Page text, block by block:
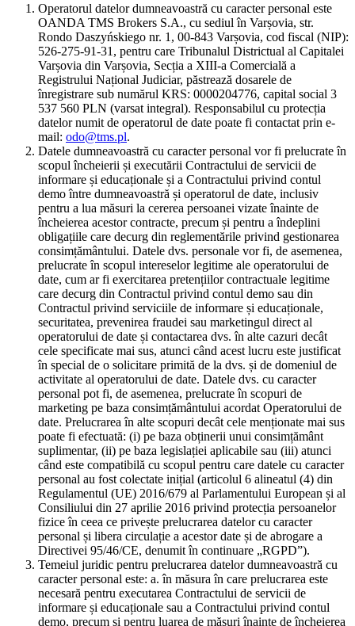
Operatorul datelor dumneavoastră cu caracter personal este
OANDA TMS Brokers S.A., cu sediul în Varșovia, str.
Rondo Daszyńskiego nr. 1, 00-843 Varșovia, cod fiscal (NIP):
526-275-91-31, pentru care Tribunalul Districtual al Capitalei
Varșovia din Varșovia, Secția a XIII-a Comercială a
Registrului Național Judiciar, păstrează dosarele de
înregistrare sub numărul KRS: 0000204776, capital social 3
537 560 PLN (varsat integral). Responsabilul cu protecția
datelor numit de operatorul de date poate fi contactat prin e-
mail: odo@tms.pl.
Datele dumneavoastră cu caracter personal vor fi prelucrate în
scopul încheierii și executării Contractului de servicii de
informare și educaționale și a Contractului privind contul
demo între dumneavoastră și operatorul de date, inclusiv
pentru a lua măsuri la cererea persoanei vizate înainte de
încheierea acestor contracte, precum și pentru a îndeplini
obligațiile care decurg din reglementările privind gestionarea
consimțământului. Datele dvs. personale vor fi, de asemenea,
prelucrate în scopul intereselor legitime ale operatorului de
date, cum ar fi exercitarea pretențiilor contractuale legitime
care decurg din Contractul privind contul demo sau din
Contractul privind serviciile de informare și educaționale,
securitatea, prevenirea fraudei sau marketingul direct al
operatorului de date și contactarea dvs. în alte cazuri decât
cele specificate mai sus, atunci când acest lucru este justificat
în special de o solicitare primită de la dvs. și de domeniul de
activitate al operatorului de date. Datele dvs. cu caracter
personal pot fi, de asemenea, prelucrate în scopuri de
marketing pe baza consimțământului acordat Operatorului de
date. Prelucrarea în alte scopuri decât cele menționate mai sus
poate fi efectuată: (i) pe baza obținerii unui consimțământ
suplimentar, (ii) pe baza legislației aplicabile sau (iii) atunci
când este compatibilă cu scopul pentru care datele cu caracter
personal au fost colectate inițial (articolul 6 alineatul (4) din
Regulamentul (UE) 2016/679 al Parlamentului European și al
Consiliului din 27 aprilie 2016 privind protecția persoanelor
fizice în ceea ce privește prelucrarea datelor cu caracter
personal și libera circulație a acestor date și de abrogare a
Directivei 95/46/CE, denumit în continuare „RGPD”).
Temeiul juridic pentru prelucrarea datelor dumneavoastră cu
caracter personal este: a. în măsura în care prelucrarea este
necesară pentru executarea Contractului de servicii de
informare și educaționale sau a Contractului privind contul
demo, precum și pentru luarea de măsuri înainte de încheierea